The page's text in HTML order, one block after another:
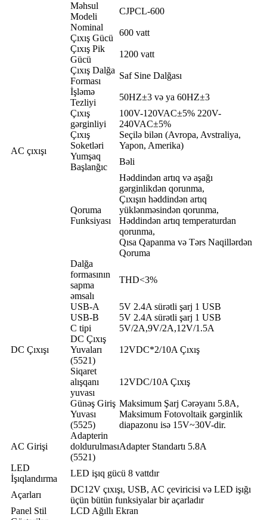
AC çıxışı
Məhsul
Modeli
CJPCL-600
Nominal
Çıxış Gücü
600 vatt
Çıxış Pik
Gücü
1200 vatt
Çıxış Dalğa
Forması
Saf Sine Dalğası
İşləmə
Tezliyi
50HZ±3 və ya 60HZ±3
Çıxış
gərginliyi
100V-120VAC±5% 220V-
240VAC±5%
Çıxış
Soketləri
Seçilə bilən (Avropa, Avstraliya,
Yapon, Amerika)
Yumşaq
Başlanğıc
Bəli
Qoruma
Funksiyası
Həddindən artıq və aşağı
gərginlikdən qorunma,
Çıxışın həddindən artıq
yüklənməsindən qorunma,
Həddindən artıq temperaturdan
qorunma,
Qısa Qapanma və Tərs Naqillərdən
Qoruma
Dalğa
formasının
sapma
əmsalı
THD<3%
DC Çıxışı
USB-A
5V 2.4A sürətli şarj 1 USB
USB-B
5V 2.4A sürətli şarj 1 USB
C tipi
5V/2A,9V/2A,12V/1.5A
DC Çıxış
Yuvaları
(5521)
12VDC*2/10A Çıxış
Siqaret
alışqanı
yuvası
12VDC/10A Çıxış
Günəş Giriş
Yuvası
(5525)
Maksimum Şarj Cərəyanı 5.8A,
Maksimum Fotovoltaik gərginlik
diapazonu isə 15V~30V-dir.
AC Girişi
Adapterin
doldurulması
(5521)
Adapter Standartı 5.8A
LED
İşıqlandırma
LED işıq gücü 8 vattdır
Açarları
DC12V çıxışı, USB, AC çeviricisi və LED işığı
üçün bütün funksiyalar bir açarladır
Panel Stil
LCD Ağıllı Ekran